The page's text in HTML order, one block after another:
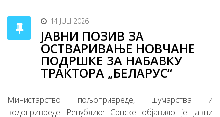
14 JULI 2026
ЈАВНИ ПОЗИВ ЗА
ОСТВАРИВАЊЕ НОВЧАНЕ
ПОДРШКЕ ЗА НАБАВКУ
ТРАКТОРА „БЕЛАРУС“
Министарство пољопривреде, шумарства и
водопривреде Републике Српске објавило је Јавни